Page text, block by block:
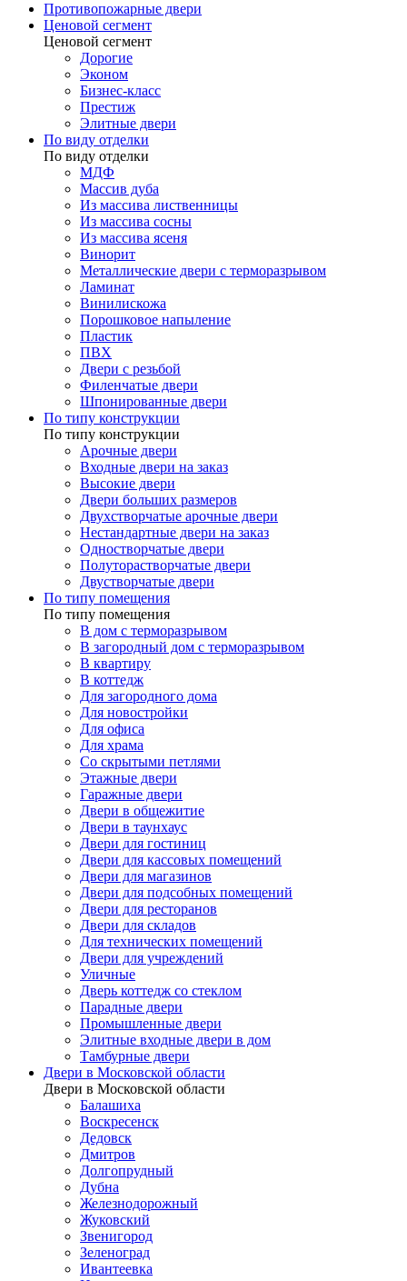
Противопожарные двери
Ценовой сегмент
Ценовой сегмент
Дорогие
Эконом
Бизнес-класс
Престиж
Элитные двери
По виду отделки
По виду отделки
МДФ
Массив дуба
Из массива лиственницы
Из массива сосны
Из массива ясеня
Винорит
Металлические двери с терморазрывом
Ламинат
Винилискожа
Порошковое напыление
Пластик
ПВХ
Двери с резьбой
Филенчатые двери
Шпонированные двери
По типу конструкции
По типу конструкции
Арочные двери
Входные двери на заказ
Высокие двери
Двери больших размеров
Двухстворчатые арочные двери
Нестандартные двери на заказ
Одностворчатые двери
Полуторастворчатые двери
Двустворчатые двери
По типу помещения
По типу помещения
В дом с терморазрывом
В загородный дом с терморазрывом
В квартиру
В коттедж
Для загородного дома
Для новостройки
Для офиса
Для храма
Со скрытыми петлями
Этажные двери
Гаражные двери
Двери в общежитие
Двери в таунхаус
Двери для гостиниц
Двери для кассовых помещений
Двери для магазинов
Двери для подсобных помещений
Двери для ресторанов
Двери для складов
Для технических помещений
Двери для учреждений
Уличные
Дверь коттедж со стеклом
Парадные двери
Промышленные двери
Элитные входные двери в дом
Тамбурные двери
Двери в Московской области
Двери в Московской области
Балашиха
Воскресенск
Дедовск
Дмитров
Долгопрудный
Дубна
Железнодорожный
Жуковский
Звенигород
Зеленоград
Ивантеевка